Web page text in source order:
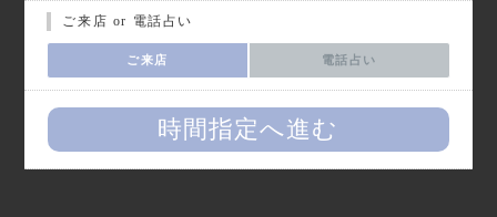
ご来店 or 電話占い
ご来店 電話占い